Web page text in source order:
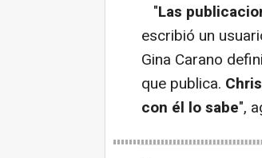
"Las
escribió un
Gina Carano
que publica.
con él lo sabe",